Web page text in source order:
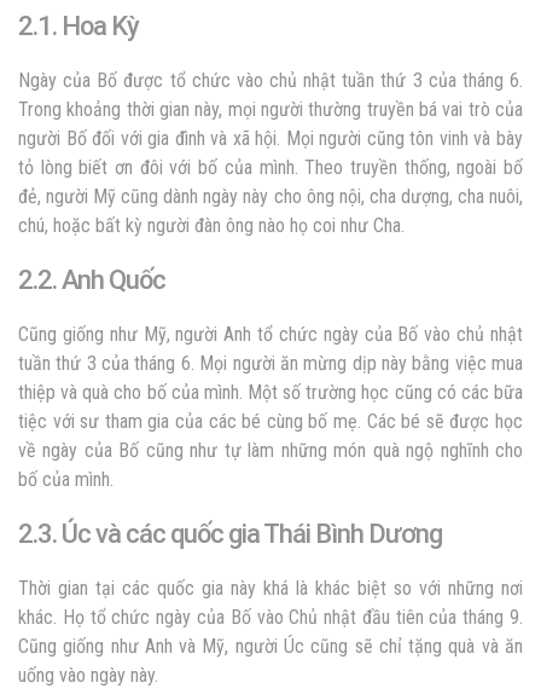
2.1. Hoa Kỳ
Ngày của Bố được tổ chức vào chủ nhật tuần thứ 3 của tháng 6.
Trong khoảng thời gian này, mọi người thường truyền bá vai trò của
người Bố đối với gia đình và xã hội. Mọi người cũng tôn vinh và bày
tỏ lòng biết ơn đôi với bố của mình. Theo truyền thống, ngoài bố
đẻ, người Mỹ cũng dành ngày này cho ông nội, cha dượng, cha nuôi,
chú, hoặc bất kỳ người đàn ông nào họ coi như Cha.
2.2. Anh Quốc
Cũng giống như Mỹ, người Anh tổ chức ngày của Bố vào chủ nhật
tuần thứ 3 của tháng 6. Mọi người ăn mừng dịp này bằng việc mua
thiệp và quà cho bố của mình. Một số trường học cũng có các bữa
tiệc với sư tham gia của các bé cùng bố mẹ. Các bé sẽ được học
về ngày của Bố cũng như tự làm những món quà ngộ nghĩnh cho
bố của mình.
2.3. Úc và các quốc gia Thái Bình Dương
Thời gian tại các quốc gia này khá là khác biệt so với những nơi
khác. Họ tổ chức ngày của Bố vào Chủ nhật đầu tiên của tháng 9.
Cũng giống như Anh và Mỹ, người Úc cũng sẽ chỉ tặng quà và ăn
uống vào ngày này.